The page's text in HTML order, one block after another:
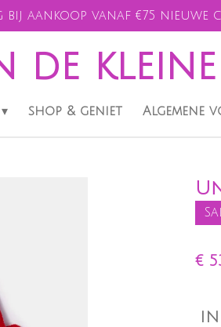
bij aankoop vanaf €75
de
shop & geniet Algemene
€